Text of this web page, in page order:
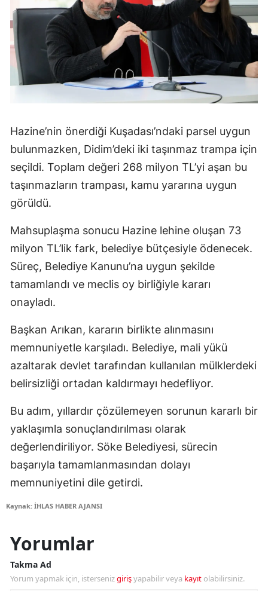
Hazine’nin önerdiği Kuşadası’ndaki parsel uygun
bulunmazken, Didim’deki iki taşınmaz trampa için
seçildi. Toplam değeri 268 milyon TL’yi aşan bu
taşınmazların trampası, kamu yararına uygun
görüldü.
Mahsuplaşma sonucu Hazine lehine oluşan 73
milyon TL’lik fark, belediye bütçesiyle ödenecek.
Süreç, Belediye Kanunu’na uygun şekilde
tamamlandı ve meclis oy birliğiyle kararı
onayladı.
Başkan Arıkan, kararın birlikte alınmasını
memnuniyetle karşıladı. Belediye, mali yükü
azaltarak devlet tarafından kullanılan mülklerdeki
belirsizliği ortadan kaldırmayı hedefliyor.
Bu adım, yıllardır çözülemeyen sorunun kararlı bir
yaklaşımla sonuçlandırılması olarak
değerlendiriliyor. Söke Belediyesi, sürecin
başarıyla tamamlanmasından dolayı
memnuniyetini dile getirdi.
Kaynak: İHLAS HABER AJANSI
Yorumlar
Takma Ad
Yorum yapmak için, istersenizgirişyapabilir veya kayıt olabilirsiniz.